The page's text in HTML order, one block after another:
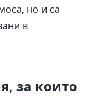
но и са
в
за които